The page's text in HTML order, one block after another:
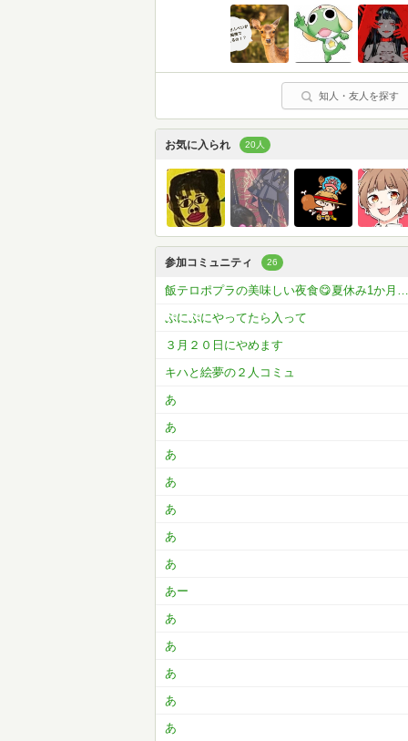
知人・友人を探す
お気に入られ 20人
参加コミュニティ 26
飯テロポプラの美味しい夜食😋夏休み1か月コメラン開催中！✨
ぷにぷにやってたら入って
３月２０日にやめます
キハと絵夢の２人コミュ
あ
あ
あ
あ
あ
あ
あ
あー
あ
あ
あ
あ
あ